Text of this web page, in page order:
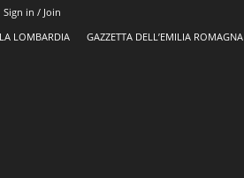
Sign in / Join
LOMBARDIA GAZZETTA DELL’EMILIA ROMAGNA